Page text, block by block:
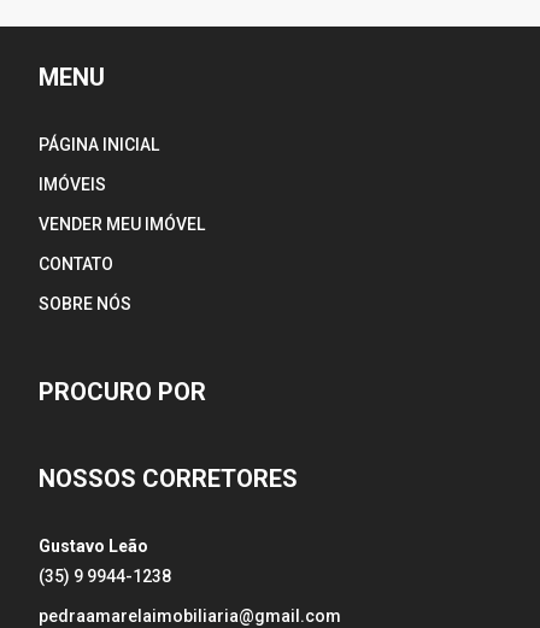
MENU
PÁGINA INICIAL
IMÓVEIS
VENDER MEU IMÓVEL
CONTATO
SOBRE NÓS
PROCURO POR
NOSSOS CORRETORES
Gustavo Leão
(35) 9 9944-1238
pedraamarelaimobiliaria@gmail.com